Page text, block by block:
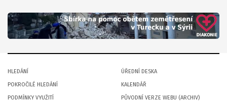
HLEDÁNÍ
POKROČILÉ HLEDÁNÍ
PODMÍNKY VYUŽITÍ
ÚŘEDNÍ DESKA
KALENDÁŘ
PŮVODNÍ VERZE WEBU (ARCHIV)